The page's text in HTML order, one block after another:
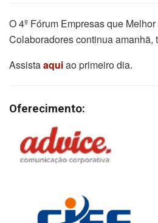
O 4º Fórum Empresas que
Colaboradores continua amanhã,
Assistaaquiao primeiro dia.
Oferecimento: